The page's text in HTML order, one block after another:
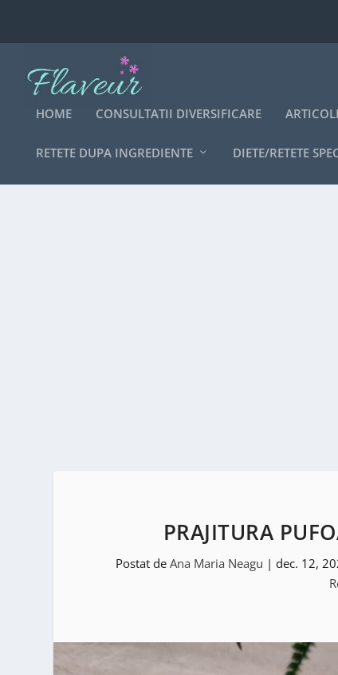
HOME CONSULTATII DIVERSIFICARE
RETETE DUPA INGREDIENTE DIETE/RETETE
PRAJITURA
Postat de Ana Maria Neagu | dec. 12,